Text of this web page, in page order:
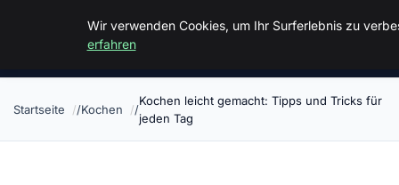
Malzminden
Startseite Kochen
Kochen leicht gemacht: Tipps und Tricks für
jeden Tag
Wir verwenden Cookies, um Ihr Surferlebnis zu
erfahren